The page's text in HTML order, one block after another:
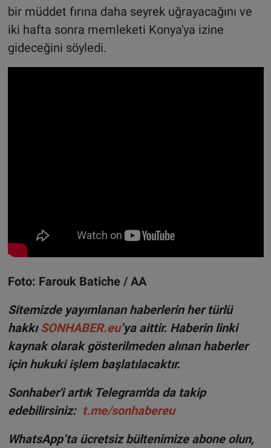
bir müddet fırına daha seyrek uğrayacağını ve
iki hafta sonra memleketi Konya'ya izine
gideceğini söyledi.
Foto: Farouk Batiche / AA
Sitemizde yayımlanan haberlerin her türlü
hakkıSONHABER.eu’ya aittir. Haberin linki
kaynak olarak gösterilmeden alınan haberler
için hukuki işlem başlatılacaktır.
Sonhaber'i artık Telegram'da da takip
edebilirsiniz: t.me/sonhabereu
WhatsApp’ta ücretsiz bültenimize abone olun,